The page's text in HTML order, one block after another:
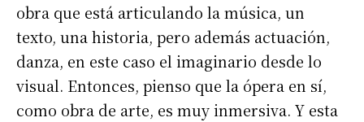
obra que está articulando la música, un
texto, una historia, pero además actuación,
danza, en este caso el imaginario desde lo
visual. Entonces, pienso que la ópera en sí,
como obra de arte, es muy inmersiva. Y esta